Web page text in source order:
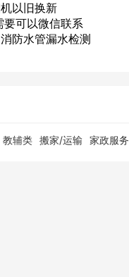
以旧换新
可以微信联系
防水管漏水检测
教辅类 搬家/运输 家政服务